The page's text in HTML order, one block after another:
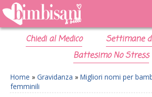
Chiedi al Medico
Settimane
Battesimo No Stress
Home » Gravidanza » Migliori nomi per
femminili